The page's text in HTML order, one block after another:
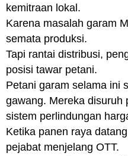
kemitraan lokal.
Karena masalah garam
semata produksi.
Tapi rantai distribusi,
posisi tawar petani.
Petani garam selama ini
gawang. Mereka disuruh
sistem perlindungan
Ketika panen raya
pejabat menjelang OTT.